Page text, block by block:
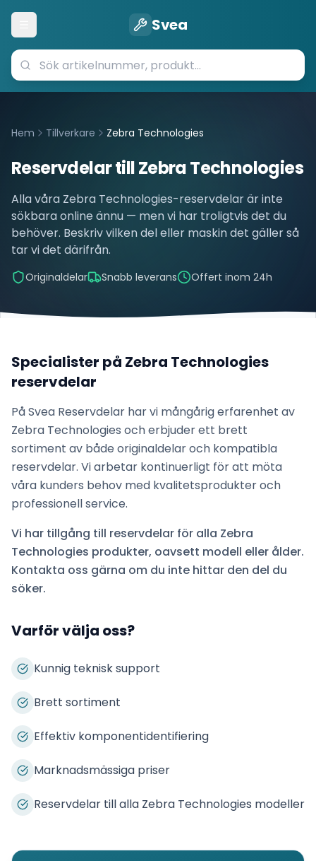
Öppna meny Svea
Hem Tillverkare Zebra Technologies
Reservdelar tillZebra Technologies
Alla våra Zebra Technologies-reservdelar är inte
sökbara online ännu — men vi har troligtvis det du
behöver. Beskriv vilken del eller maskin det gäller så
tar vi det därifrån.
Originaldelar Snabb leverans Offert inom 24h
Specialister på Zebra Technologies
reservdelar
På Svea Reservdelar har vi mångårig erfarenhet av
Zebra Technologies och erbjuder ett brett
sortiment av både originaldelar och kompatibla
reservdelar. Vi arbetar kontinuerligt för att möta
våra kunders behov med kvalitetsprodukter och
professionell service.
Vi har tillgång till reservdelar för alla Zebra
Technologies produkter, oavsett modell eller ålder.
Kontakta oss gärna om du inte hittar den del du
söker.
Varför välja oss?
Kunnig teknisk support
Brett sortiment
Effektiv komponentidentifiering
Marknadsmässiga priser
Reservdelar till alla Zebra Technologies modeller